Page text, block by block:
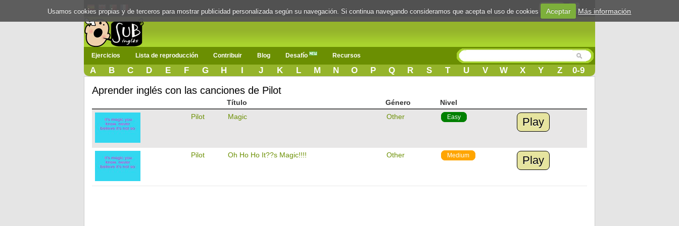
Login
Ejercicios Lista de reproducción Contribuir Blog Desafío Recursos
A B C D E F G H I J K L M N O P Q R S T U V W X Y Z 0-9
Aprender inglés con las canciones de Pilot
Título Género
Nivel
Pilot
Magic Other Easy Play
Pilot Oh Ho Ho It??s Magic!!!! Other Medium Play
Usamos cookies propias y de terceros para mostrar publicidad personalizada según su navegación. Si continua navegando consideramos que acepta el uso de cookies Aceptar Más información